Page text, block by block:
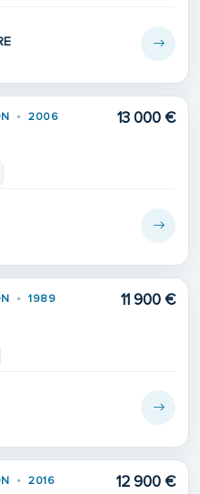
2006 13 000 €
1989 11 900 €
2016 12 900 €